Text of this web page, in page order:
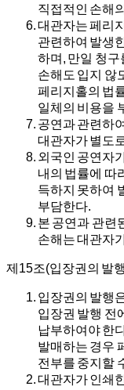
직접적인 손해
대관자는 페리
관련하여 발생
하며, 만일 청
손해도 입지 않
페리지홀의 법
일체의 비용을
공연과 관련하
대관자가 별도
외국인 공연자
내의 법률에 따
득하지 못하여
부담한다.
본 공연과 관련
손해는 대관자
제15조(입장권의 발
입장권의 발행
입장권 발행 전
납부하여야 한
발매하는 경우
전부를 중지할
대관자가 인쇄